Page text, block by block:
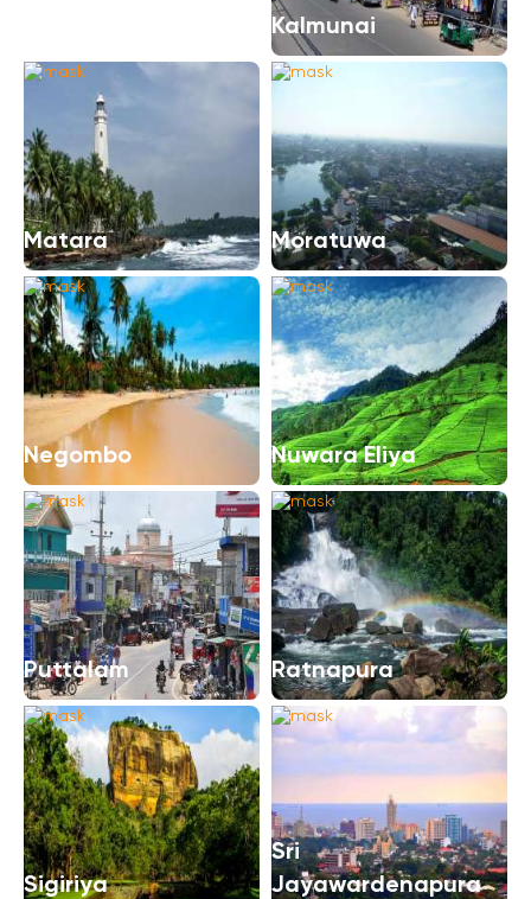
Kalmunai
Matara Moratuwa
Negombo Nuwara Eliya
Puttalam Ratnapura
Sigiriya
Sri
Jayawardenapura